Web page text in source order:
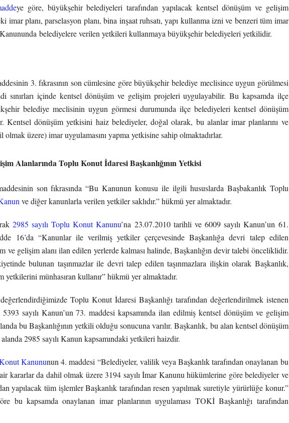
ye göre, büyükşehir belediyeleri tarafından yapılacak kentsel dönüşüm ve gelişim
imar planı, parselasyon planı, bina inşaat ruhsatı, yapı kullanma izni ve benzeri tüm imar
Kanununda belediyelere verilen yetkileri kullanmaya büyükşehir belediyeleri yetkilidir.
3. fıkrasının son cümlesine göre büyükşehir belediye meclisince uygun görülmesi
sınırları içinde kentsel dönüşüm ve gelişim projeleri uygulayabilir. Bu kapsamda ilçe
belediye meclisinin uygun görmesi durumunda ilçe belediyeleri kentsel dönüşüm
Kentsel dönüşüm yetkisini haiz belediyeler, doğal olarak, bu alanlar imar planlarını ve
üzere) imar uygulamasını yapma yetkisine sahip olmaktadırlar.
Alanlarında Toplu Konut İdaresi Başkanlığının Yetkisi
son fıkrasında “Bu Kanunun konusu ile ilgili hususlarda Başbakanlık Toplu
ve diğer kanunlarla verilen yetkiler saklıdır.” hükmü yer almaktadır.
2985 sayılı Toplu Konut Kanunu’na 23.07.2010 tarihli ve 6009 sayılı Kanun’un 61.
16’da “Kanunlar ile verilmiş yetkiler çerçevesinde Başkanlığa devri talep edilen
ve gelişim alanı ilan edilen yerlerde kalması halinde, Başkanlığın devir talebi önceliklidir.
bulunan taşınmazlar ile devri talep edilen taşınmazlara ilişkin olarak Başkanlık,
münhasıran kullanır” hükmü yer almaktadır.
Toplu Konut İdaresi Başkanlığı tarafından değerlendirilmek istenen
5393 sayılı Kanun’un 73. maddesi kapsamında ilan edilmiş kentsel dönüşüm ve gelişim
bu Başkanlığının yetkili olduğu sonucuna varılır. Başkanlık, bu alan kentsel dönüşüm
2985 sayılı Kanun kapsamındaki yetkileri haizdir.
Kanununun 4. maddesi “Belediyeler, valilik veya Başkanlık tarafından onaylanan bu
kararlar da dahil olmak üzere 3194 sayılı İmar Kanunu hükümlerine göre belediyeler ve
yapılacak tüm işlemler Başkanlık tarafından resen yapılmak suretiyle yürürlüğe konur.”
bu kapsamda onaylanan imar planlarının uygulaması TOKİ Başkanlığı tarafından